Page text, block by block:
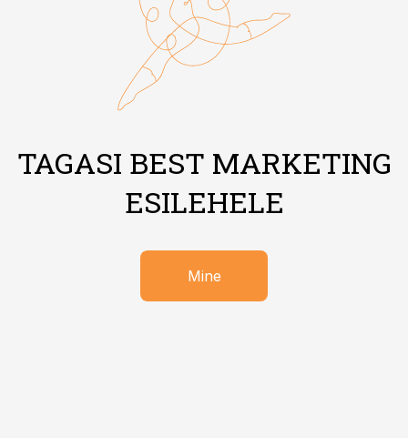
TAGASI BEST MARKETING
ESILEHELE
Mine